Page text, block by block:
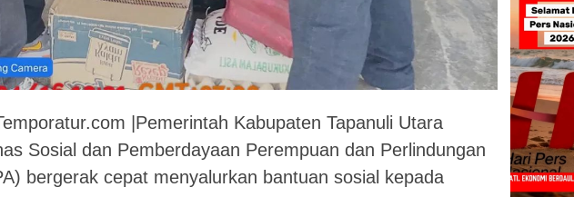
|Pemerintah Kabupaten Tapanuli Utara
Sosial dan Pemberdayaan Perempuan dan Perlindungan
bergerak cepat menyalurkan bantuan sosial kepada